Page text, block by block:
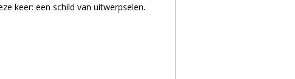
keer: een schild van uitwerpselen.